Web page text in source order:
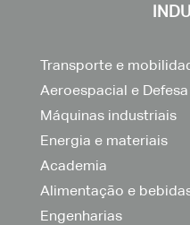
Transporte e
Aeroespacial e Defesa
Máquinas industriais
Energia e materiais
Academia
Alimentação e
Engenharias